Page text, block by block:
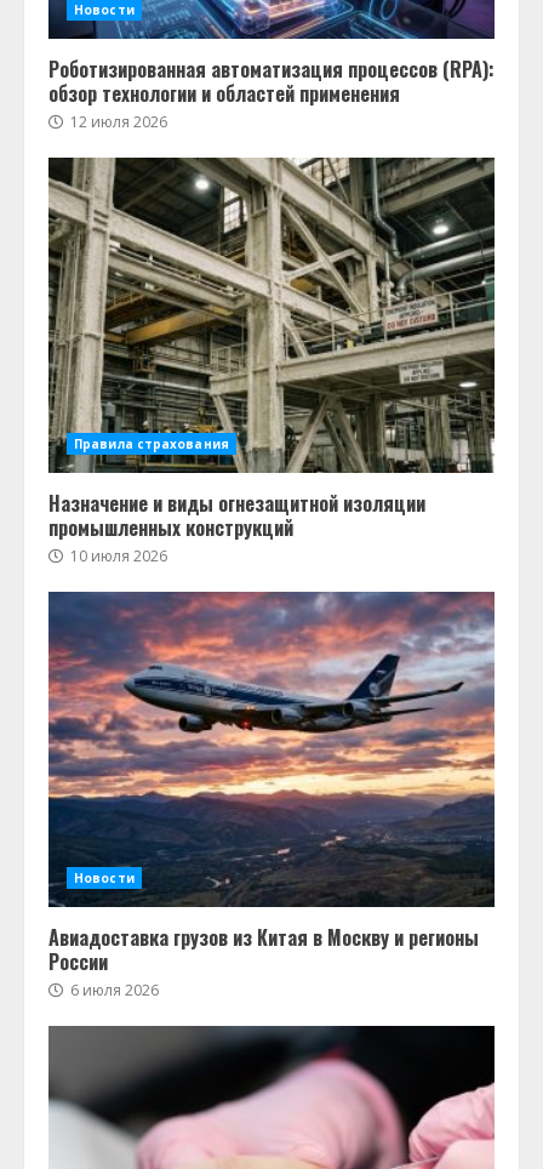
Новости
Роботизированная автоматизация процессов (RPA):
обзор технологии и областей применения
12 июля 2026
Правила страхования
Назначение и виды огнезащитной изоляции
промышленных конструкций
10 июля 2026
Новости
Авиадоставка грузов из Китая в Москву и регионы
России
6 июля 2026